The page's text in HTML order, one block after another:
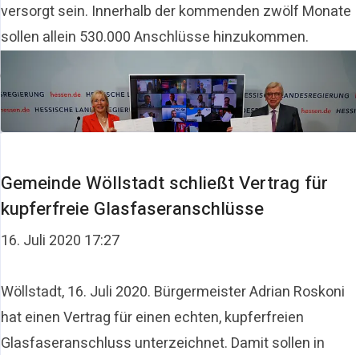
versorgt sein. Innerhalb der kommenden zwölf Monate
sollen allein 530.000 Anschlüsse hinzukommen.
Gemeinde Wöllstadt schließt Vertrag für
kupferfreie Glasfaseranschlüsse
16. Juli 2020 17:27
Wöllstadt, 16. Juli 2020. Bürgermeister Adrian Roskoni
hat einen Vertrag für einen echten, kupferfreien
Glasfaseranschluss unterzeichnet. Damit sollen in